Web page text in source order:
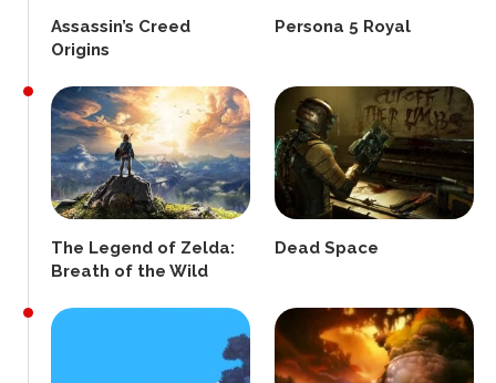
Assassin’s Creed
Origins
Persona 5 Royal
The Legend of Zelda:
Breath of the Wild
Dead Space